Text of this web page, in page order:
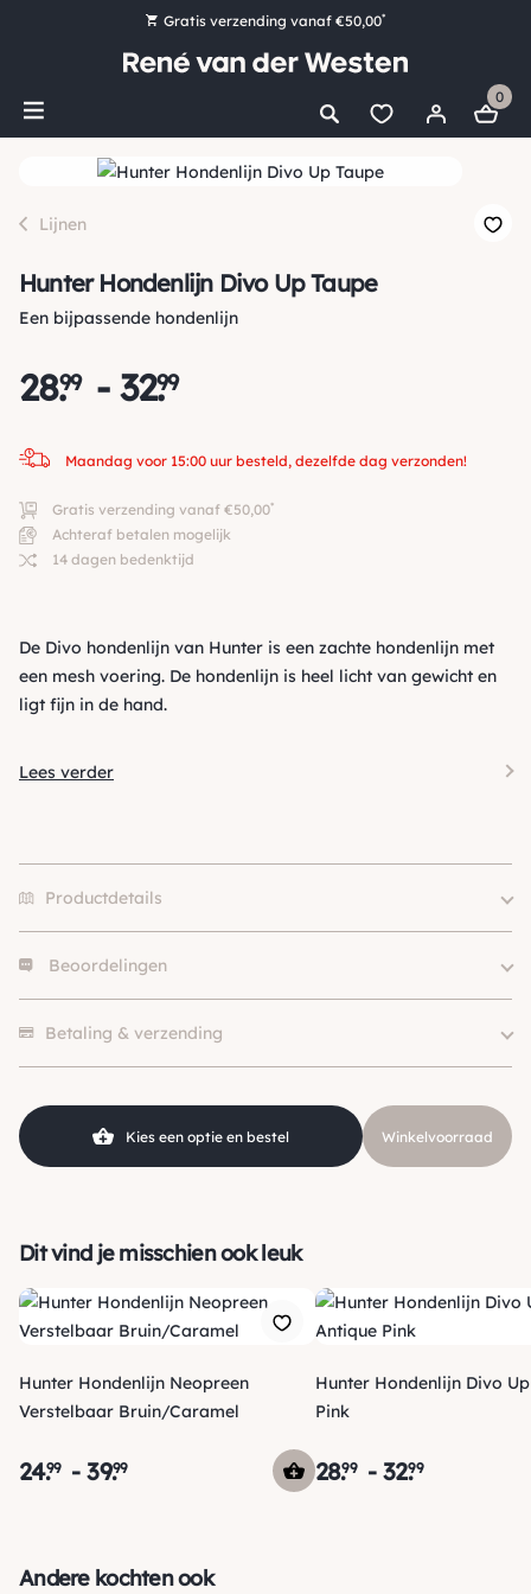
Gratis verzending vanaf €50,00*
Bestel nu, betaal later met Klarna
Ruim 16.000 artikelen op voorraad
0
Lijnen
Hunter Hondenlijn Divo Up Taupe
Een bijpassende hondenlijn
28.
99 - 32.
99
Maandag voor 15:00 uur besteld, dezelfde dag verzonden!
Gratis verzending vanaf €50,00*
Achteraf betalen mogelijk
14 dagen bedenktijd
De Divo hondenlijn van Hunter is een zachte hondenlijn met
een mesh voering. De hondenlijn is heel licht van gewicht en
ligt fijn in de hand.
Lees verder
Productdetails
Size
Merk
Hunter
Kleur
Beoordelingen
Betaling & verzending
Je ontvangt een track & trace code van ons zodat je je
Kies een optie en bestel Winkelvoorraad
Dit vind je misschien ook leuk
Hunter Hondenlijn Neopreen
Verstelbaar Bruin/Caramel
24.99 -39.99
Hunter Hondenlijn Divo Up Antique
Pink
28.99 - 32.99
Andere kochten ook